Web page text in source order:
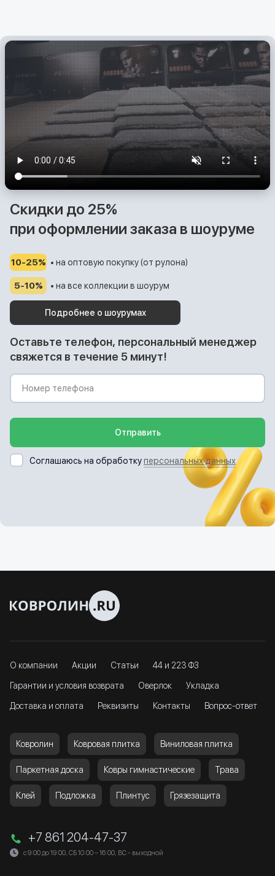
Скидки до 25%
при оформлении заказа в шоуруме
10-25% • на оптовую покупку (от рулона)
5-10% • на все коллекции в шоурум
Подробнее о шоурумах
Оставьте телефон, персональный менеджер
свяжется в течение 5 минут!
Отправить
Соглашаюсь на обработкуперсональных данных
О компании Акции Статьи 44 и 223 ФЗ
Гарантии и условия возврата Оверлок Укладка
Доставка и оплата Реквизиты Контакты Вопрос-ответ
Ковролин Ковровая плитка Виниловая плитка
Паркетная доска Ковры гимнастические Трава
Клей Подложка Плинтус Грязезащита
+7 861 204-47-37
с 9:00 до 19:00, СБ 10:00 – 16:00, ВС - выходной